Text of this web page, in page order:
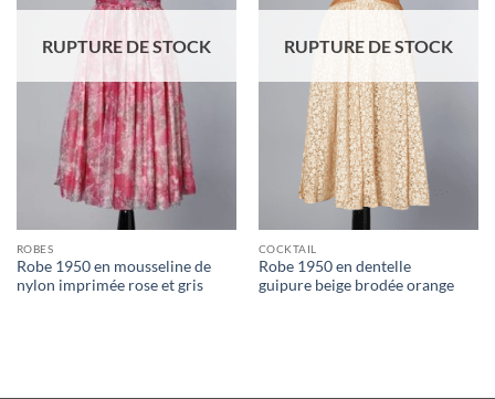
RUPTURE DE STOCK
ROBES
Robe 1950 en mousseline de
nylon imprimée rose et gris
RUPTURE DE STOCK
COCKTAIL
Robe 1950 en dentelle
guipure beige brodée orange